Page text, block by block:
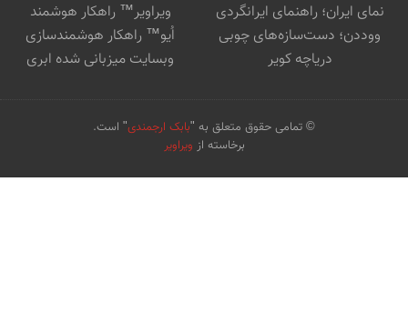
نمای ایران؛ راهنمای ایرانگردی
ووددن؛ دست‌سازه‌های چوبی
دریاچه کویر
ویراویر™ راهکار هوشمند
اُیو™ راهکار هوشمندسازی
وبسایت میزبانی شده ابری
© تمامی حقوق متعلق به "بابک ارجمندی" است.
برخاسته از ویراویر